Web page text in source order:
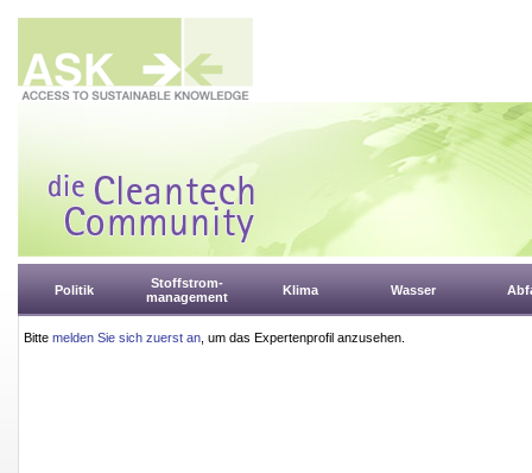
Politik
Stoffstrom-
management
Klima Wasser
Bitte melden Sie sich zuerst an , um das Expertenprofil anzusehen.